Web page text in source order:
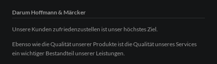
Darum Hoffmann & Märcker
Unsere Kunden zufriedenzustellen ist unser höchstes Ziel.
Ebenso wie die Qualität unserer Produkte ist die Qualität unseres Services
ein wichtiger Bestandteil unserer Leistungen.